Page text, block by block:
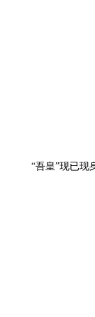
“吾皇”现已现